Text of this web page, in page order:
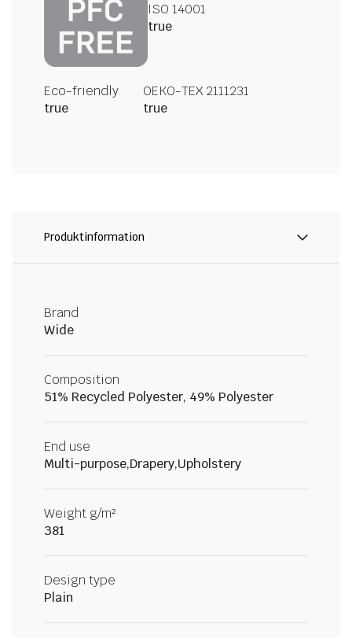
ISO 14001
true
Eco-friendly
true
OEKO-TEX 2111231
true
Produktinformation
Brand
Wide
Composition
51% Recycled Polyester, 49% Polyester
End use
Multi-purpose,Drapery,Upholstery
Weight g/m²
381
Design type
Plain